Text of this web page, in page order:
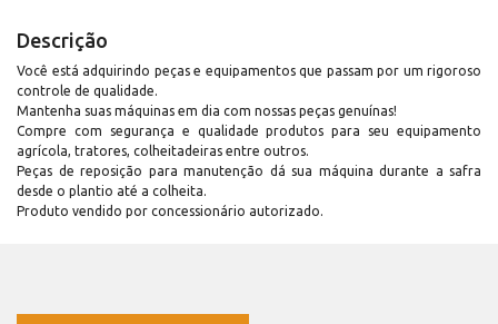
Descrição
Você está adquirindo peças e equipamentos que passam por um rigoroso
controle de qualidade.
Mantenha suas máquinas em dia com nossas peças genuínas!
Compre com segurança e qualidade produtos para seu equipamento
agrícola, tratores, colheitadeiras entre outros.
Peças de reposição para manutenção dá sua máquina durante a safra
desde o plantio até a colheita.
Produto vendido por concessionário autorizado.